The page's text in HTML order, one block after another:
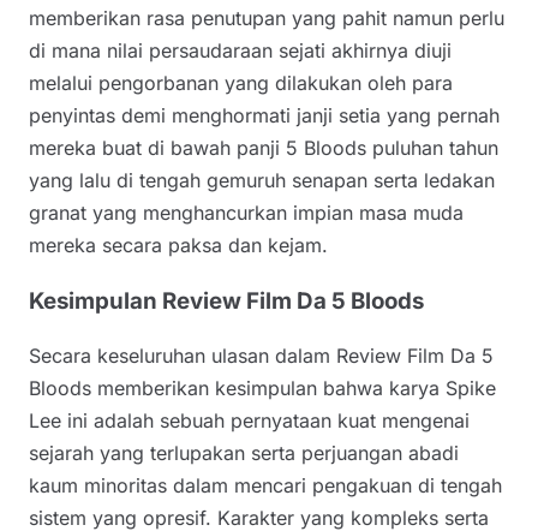
memberikan rasa penutupan yang pahit namun perlu
di mana nilai persaudaraan sejati akhirnya diuji
melalui pengorbanan yang dilakukan oleh para
penyintas demi menghormati janji setia yang pernah
mereka buat di bawah panji 5 Bloods puluhan tahun
yang lalu di tengah gemuruh senapan serta ledakan
granat yang menghancurkan impian masa muda
mereka secara paksa dan kejam.
Kesimpulan Review Film Da 5 Bloods
Secara keseluruhan ulasan dalam Review Film Da 5
Bloods memberikan kesimpulan bahwa karya Spike
Lee ini adalah sebuah pernyataan kuat mengenai
sejarah yang terlupakan serta perjuangan abadi
kaum minoritas dalam mencari pengakuan di tengah
sistem yang opresif. Karakter yang kompleks serta